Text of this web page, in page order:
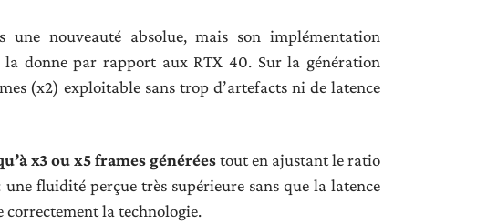
nouveauté absolue, mais son implémentation
donne par rapport aux RTX 40. Sur la génération
(x2) exploitable sans trop d’artefacts ni de latence
x3 ou x5 frames généréestout en ajustant le ratio
fluidité perçue très supérieure sans que la latence
correctement la technologie.